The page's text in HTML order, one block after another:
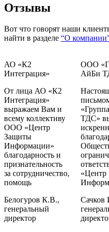
Отзывы
Вот что говорят наши
найти в разделе “О
АО «К2
Интеграция»
От лица АО «К2
Интеграция»
выражаем Вам и
всему коллективу
ООО «Центр
Защиты
Информации»
благодарность и
признательность
за сотрудничество,
помощь
Белогуров К.В.,
генеральный
директор
ООО
АйБи
ТДС»
Сачков